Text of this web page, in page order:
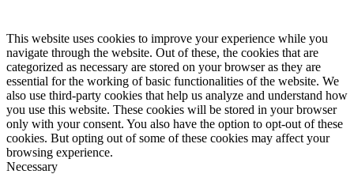
This website uses cookies to improve your experience while you
navigate through the website. Out of these, the cookies that are
categorized as necessary are stored on your browser as they are
essential for the working of basic functionalities of the website. We
also use third-party cookies that help us analyze and understand how
you use this website. These cookies will be stored in your browser
only with your consent. You also have the option to opt-out of these
cookies. But opting out of some of these cookies may affect your
browsing experience.
Necessary